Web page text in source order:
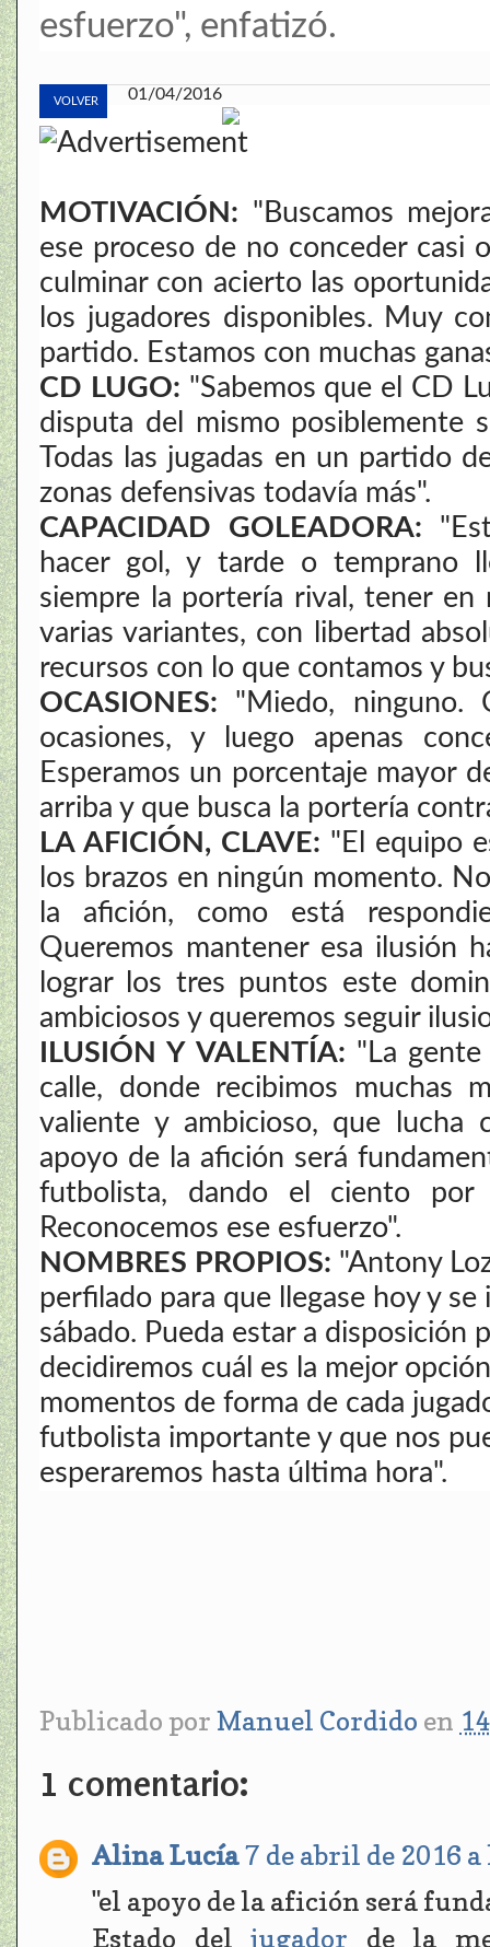
esfuerzo", enfatizó.
VOLVER 01/04/2016
MOTIVACIÓN: "Buscamos
ese proceso de no conceder casi
culminar con acierto las
los jugadores disponibles. Muy
partido. Estamos con muchas
CD LUGO: "Sabemos que el CD
disputa del mismo posiblemente
Todas las jugadas en un partido
zonas defensivas todavía más".
CAPACIDAD GOLEADORA:
hacer gol, y tarde o temprano
siempre la portería rival, tener en
varias variantes, con libertad
recursos con lo que contamos y
OCASIONES: "Miedo, ninguno.
ocasiones, y luego apenas
Esperamos un porcentaje mayor
arriba y que busca la portería
LA AFICIÓN, CLAVE: "El equipo
los brazos en ningún momento.
la afición, como está
Queremos mantener esa ilusión
lograr los tres puntos este
ambiciosos y queremos seguir
ILUSIÓN Y VALENTÍA: "La
calle, donde recibimos muchas
valiente y ambicioso, que lucha
apoyo de la afición será
futbolista, dando el ciento
Reconocemos ese esfuerzo".
NOMBRES PROPIOS: "Antony
perfilado para que llegase hoy y
sábado. Pueda estar a disposición
decidiremos cuál es la mejor
momentos de forma de cada
futbolista importante y que nos
esperaremos hasta última hora".
Publicado por Manuel Cordido en
1 comentario:
Alina Lucía 7 de abril de 2016 a
"el apoyo de la afición será
Estado del jugador de la